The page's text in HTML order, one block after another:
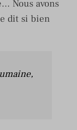
Nous avons
dit si bien